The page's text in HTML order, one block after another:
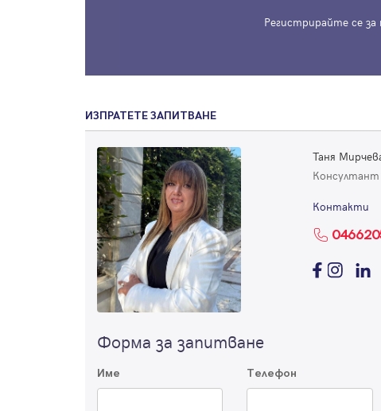
Регистрирайте се
ИЗПРАТЕТЕ ЗАПИТВАНЕ
Таня
Контакти
Форма за запитване
Име Телефон